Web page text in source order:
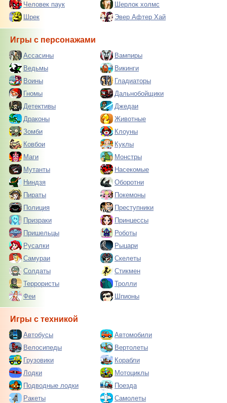
Человек паук
Шерлок холмс
Шрек
Эвер Афтер Хай
Игры с персонажами
Ассасины
Вампиры
Ведьмы
Викинги
Воины
Гладиаторы
Гномы
Дальнобойщики
Детективы
Джедаи
Драконы
Животные
Зомби
Клоуны
Ковбои
Куклы
Маги
Монстры
Мутанты
Насекомые
Ниндзя
Оборотни
Пираты
Покемоны
Полиция
Преступники
Призраки
Принцессы
Пришельцы
Роботы
Русалки
Рыцари
Самураи
Скелеты
Солдаты
Стикмен
Террористы
Тролли
Феи
Шпионы
Игры с техникой
Автобусы
Автомобили
Велосипеды
Вертолеты
Грузовики
Корабли
Лодки
Мотоциклы
Подводные лодки
Поезда
Ракеты
Самолеты